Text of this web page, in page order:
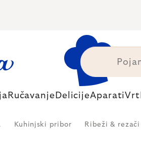
Ručavanje DelicijeAparatiVrt
Kuhinjski pribor Ribeži & rezači